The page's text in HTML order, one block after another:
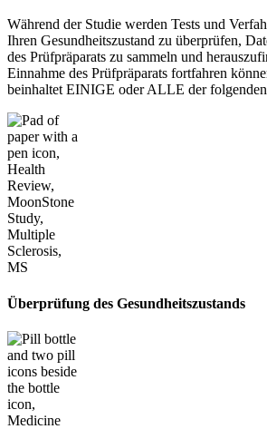
Während der Studie werden Tests und
Ihren Gesundheitszustand zu überprüfen,
des Prüfpräparats zu sammeln und
Einnahme des Prüfpräparats fortfahren
beinhaltet EINIGE oder ALLE der folgenden
Überprüfung des Gesundheitszustands